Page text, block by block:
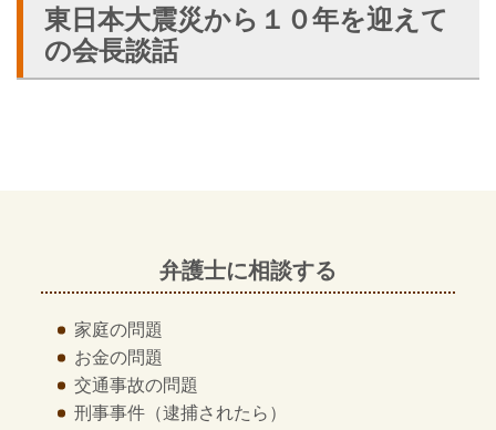
東日本大震災から１０年を迎えて
の会長談話
弁護士に相談する
家庭の問題
お金の問題
交通事故の問題
刑事事件 （逮捕されたら）